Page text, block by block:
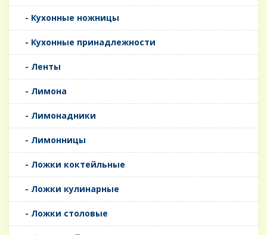
- Кухонные ножницы
- Кухонные принадлежности
- Ленты
- Лимона
- Лимонадники
- Лимонницы
- Ложки коктейльные
- Ложки кулинарные
- Ложки столовые